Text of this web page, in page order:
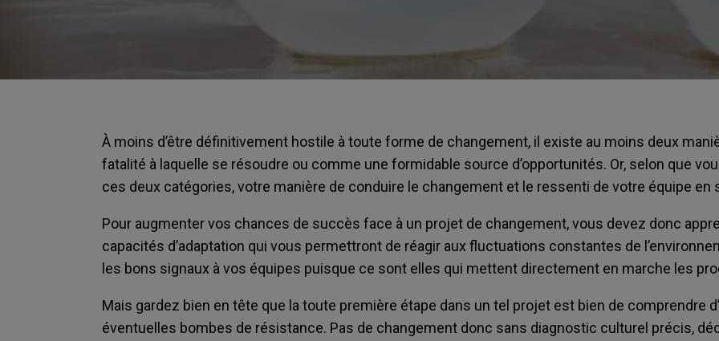
À moins d’être définitivement hostile à toute forme de changement, il existe au moins deux
fatalité à laquelle se résoudre ou comme une formidable source d’opportunités. Or, selon que
ces deux catégories, votre manière de conduire le changement et le ressenti de votre équipe
Pour augmenter vos chances de succès face à un projet de changement, vous devez donc
capacités d’adaptation qui vous permettront de réagir aux fluctuations constantes de
les bons signaux à vos équipes puisque ce sont elles qui mettent directement en marche les
Mais gardez bien en tête que la toute première étape dans un tel projet est bien de comprendre
éventuelles bombes de résistance. Pas de changement donc sans diagnostic culturel précis,